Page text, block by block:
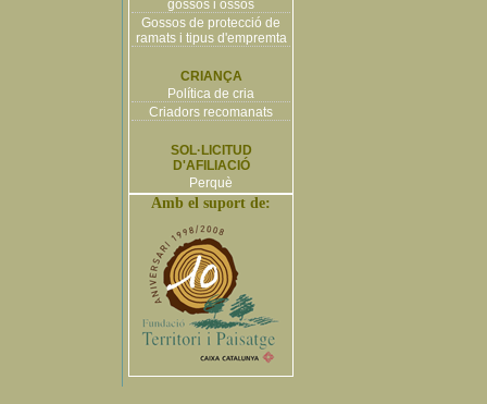
gossos i ossos
Gossos de protecció de
ramats i tipus d'empremta
CRIANÇA
Política de cria
Criadors recomanats
SOL·LICITUD
D'AFILIACIÓ
Perquè
Amb el suport de: